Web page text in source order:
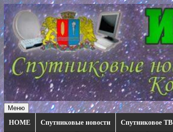
Перейти
к
содержимому
Меню
HOME
Спутниковые новости Спутниковое ТВ